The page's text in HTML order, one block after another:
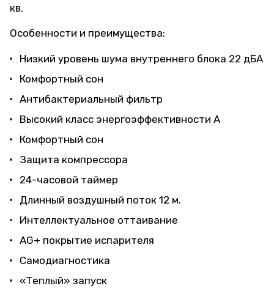
кв.
Особенности и преимущества:
Низкий уровень шума внутреннего блока 22 дБА
Комфортный сон
Антибактериальный фильтр
Высокий класс энергоэффективности А
Комфортный сон
Защита компрессора
24-часовой таймер
Длинный воздушный поток 12 м.
Интеллектуальное оттаивание
AG+ покрытие испарителя
Самодиагностика
«Теплый» запуск